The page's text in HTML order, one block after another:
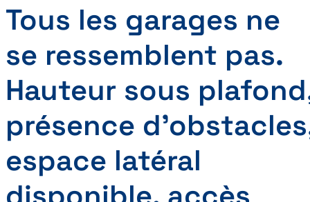
Tous les garages ne
se ressemblent pas.
Hauteur sous
présence
espace latéral